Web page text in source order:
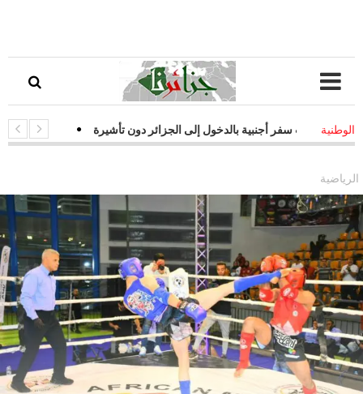
الوطنيةسفر أجنبية بالدخول إلى الجزائر دون تأشيرة - قفزة نوعية في
الرياضية